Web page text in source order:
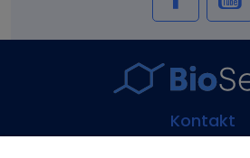
Kontakt